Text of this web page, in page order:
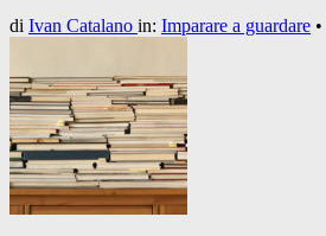
di Ivan Catalano in: Imparare a guardare •